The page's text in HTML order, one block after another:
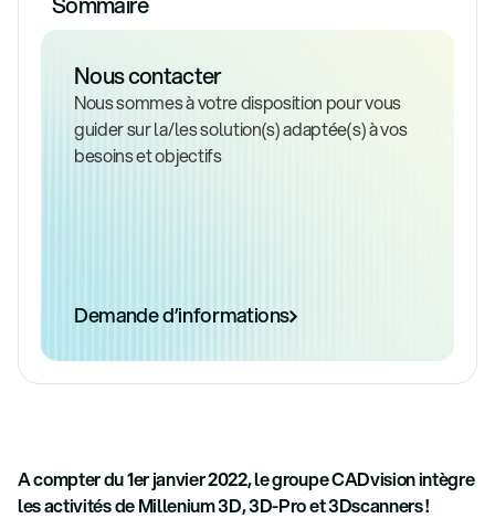
A compter du 1er janvier 2022, le groupe CADvision intègre
les activités de Millenium 3D, 3D-Pro et 3Dscanners !
Nous contacter
Nous sommes à votre disposition pour vous
guider sur la/les solution(s) adaptée(s) à vos
besoins et objectifs
Demande d’informations